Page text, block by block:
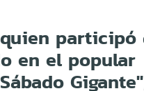
participó
en el popular